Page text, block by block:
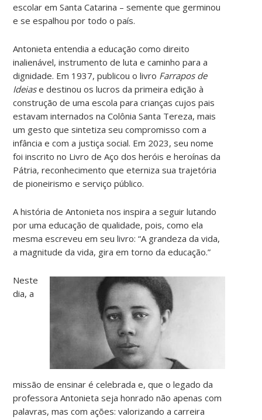
escolar em Santa Catarina – semente que germinou
e se espalhou por todo o país.
Antonieta entendia a educação como direito
inalienável, instrumento de luta e caminho para a
dignidade. Em 1937, publicou o livro Farrapos de
Ideiase destinou os lucros da primeira edição à
construção de uma escola para crianças cujos pais
estavam internados na Colônia Santa Tereza, mais
um gesto que sintetiza seu compromisso com a
infância e com a justiça social. Em 2023, seu nome
foi inscrito no Livro de Aço dos heróis e heroínas da
Pátria, reconhecimento que eterniza sua trajetória
de pioneirismo e serviço público.
A história de Antonieta nos inspira a seguir lutando
por uma educação de qualidade, pois, como ela
mesma escreveu em seu livro: “A grandeza da vida,
a magnitude da vida, gira em torno da educação.”
Neste
dia, a
missão de ensinar é celebrada e, que o legado da
professora Antonieta seja honrado não apenas com
palavras, mas com ações: valorizando a carreira